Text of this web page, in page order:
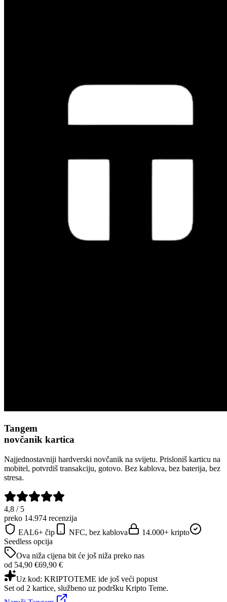
Tangem
novčanik kartica
Najjednostavniji hardverski novčanik na svijetu. Prisloniš karticu na
mobitel, potvrdiš transakciju, gotovo. Bez kablova, bez baterija, bez
stresa.
4,8 / 5
preko 14.974 recenzija
EAL6+ čip
NFC, bez kablova
14.000+ kripto
Seedless opcija
Ova niža cijena bit će još niža preko nas
od 54,90 €69,90 €
Uz kod: KRIPTOTEME ide još veći popust
Set od 2 kartice, službeno uz podršku Kripto Teme.